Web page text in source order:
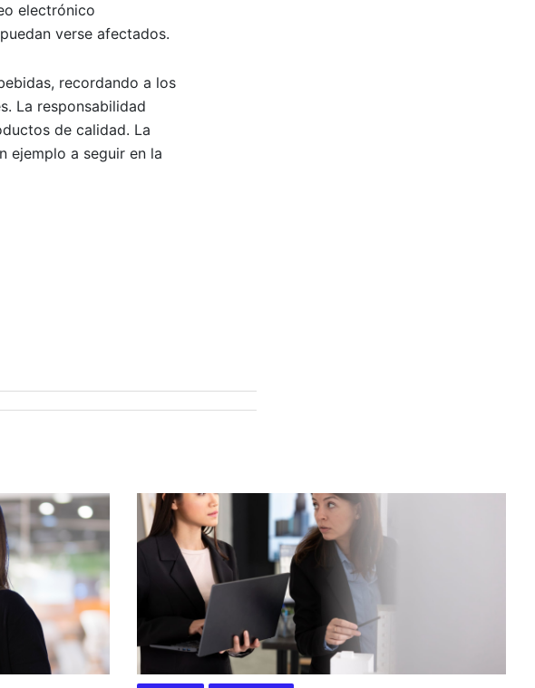
electrónico
verse afectados.
recordando a los
La responsabilidad
de calidad. La
ejemplo a seguir en la